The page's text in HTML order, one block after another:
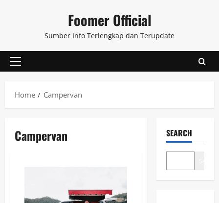
Foomer Official
Sumber Info Terlengkap dan Terupdate
Primary
Home
Campervan
Campervan SEARCH